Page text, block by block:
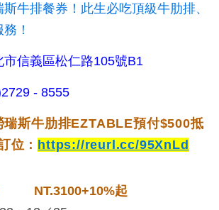
牛排餐券！此生必吃頂級牛肋排、
！
市信義區松仁路105號B1
- 8555
斯牛肋排EZTABLE預付$500抵
位 ： https://reurl.cc/95XnLd
NT.3100+10%起